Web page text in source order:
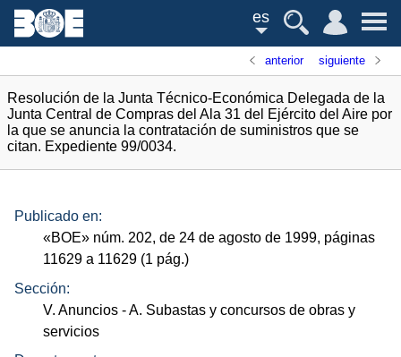
es
anterior siguiente
Resolución de la Junta Técnico-Económica Delegada de la
Junta Central de Compras del Ala 31 del Ejército del Aire por
la que se anuncia la contratación de suministros que se
citan. Expediente 99/0034.
Publicado en:
«BOE» núm. 202, de 24 de agosto de 1999, páginas
11629 a 11629 (1 pág.)
Sección:
V. Anuncios - A. Subastas y concursos de obras y
servicios